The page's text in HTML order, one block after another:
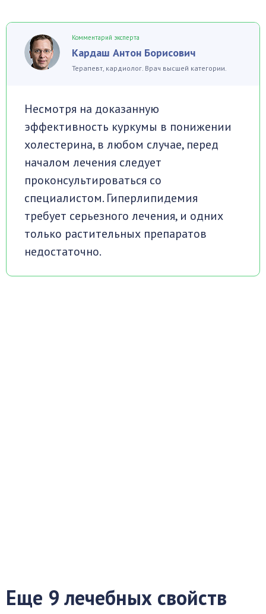
Комментарий эксперта
Кардаш Антон Борисович
Терапевт, кардиолог. Врач высшей категории.
Несмотря на доказанную
эффективность куркумы в понижении
холестерина, в любом случае, перед
началом лечения следует
проконсультироваться со
специалистом. Гиперлипидемия
требует серьезного лечения, и одних
только растительных препаратов
недостаточно.
Еще 9 лечебных свойств